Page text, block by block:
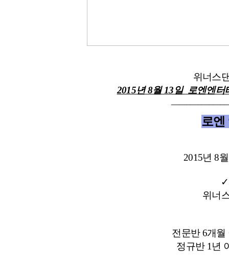
위너스
2015년 8월 13일 로엔엔터
로엔
2015년 8
✓
위너
전문반 6개월
정규반 1년